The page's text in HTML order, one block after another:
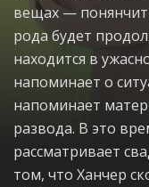
вещах —
рода будет
находится в
напоминает о
напоминает
развода. В это
рассматривает
том, что Ханчер